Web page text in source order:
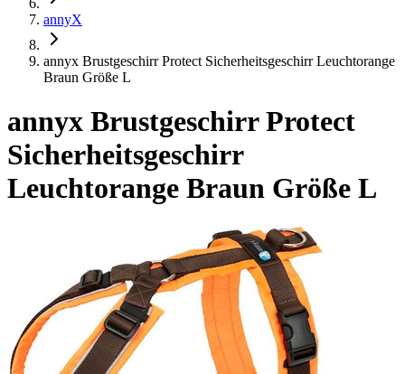
annyX
annyx Brustgeschirr Protect Sicherheitsgeschirr Leuchtorange
Braun Größe L
annyx Brustgeschirr Protect
Sicherheitsgeschirr
Leuchtorange Braun Größe L